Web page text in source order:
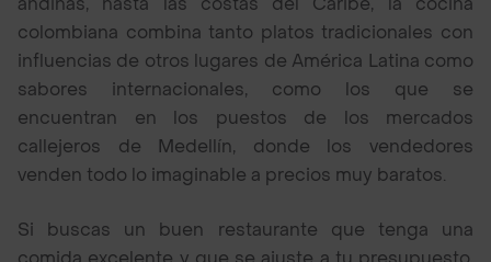
colombiana combina tanto platos tradicionales con
influencias de otros lugares de América Latina como
sabores internacionales, como los que se
encuentran en los puestos de los mercados
callejeros de Medellín, donde los vendedores
venden todo lo imaginable a precios muy baratos.
Si buscas un buen restaurante que tenga una